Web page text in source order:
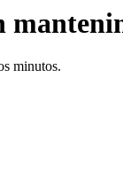
minutos.